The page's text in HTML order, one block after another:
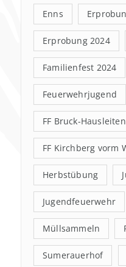
Enns
Erprobung 2024
Familienfest 2024
Feuerwehrjugend
FF Bruck-Hausleiten
FF Kirchberg vorm
Herbstübung
Jugendfeuerwehr
Müllsammeln
Sumerauerhof